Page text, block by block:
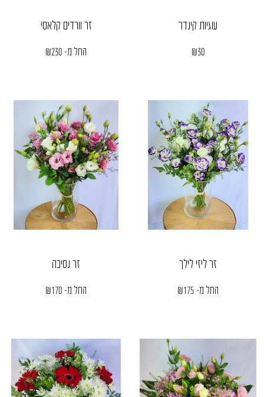
עוגיות קינדר
₪30
זר וורדים קלאסי
החל מ- ₪230
זר ליזי לילך
החל מ- ₪175
זר נסיכה
החל מ- ₪170